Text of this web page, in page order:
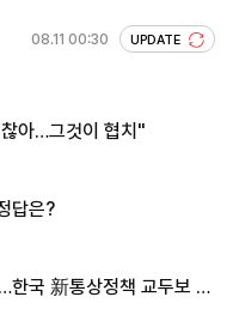
08.11 00:30 UPDATE
아…그것이 협치"
답은?
국 新통상정책 교두보 활